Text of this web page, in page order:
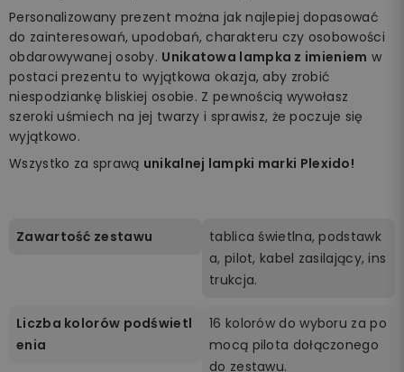
Personalizowany prezent można jak najlepiej dopasować
do zainteresowań, upodobań, charakteru czy osobowości
obdarowywanej osoby. Unikatowa lampka z imieniem w
postaci prezentu to wyjątkowa okazja, aby zrobić
niespodziankę bliskiej osobie. Z pewnością wywołasz
szeroki uśmiech na jej twarzy i sprawisz, że poczuje się
wyjątkowo.
Wszystko za sprawą unikalnej lampki marki Plexido!
Zawartość zestawu
tablica świetlna, podstawk
a, pilot, kabel zasilający, ins
trukcja.
Liczba kolorów podświetl
enia
16 kolorów do wyboru za po
mocą pilota dołączonego
do zestawu.